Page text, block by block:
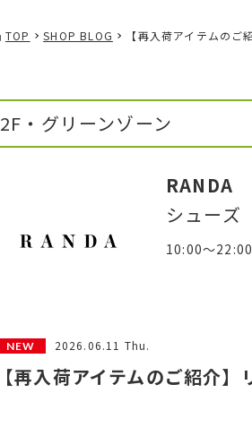
TOP SHOP BLOG 【再入荷アイテムの
2F・グリーンゾーン
RANDA
シューズ
10:00～
2026.06.11 Thu.
【再入荷アイテムのご紹介